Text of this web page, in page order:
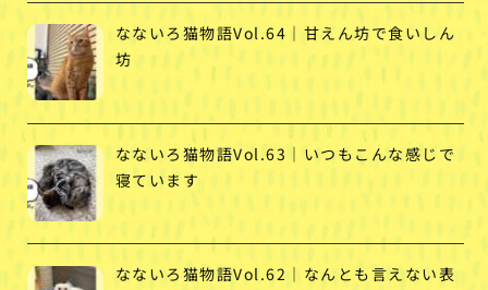
なないろ猫物語Vol.64｜甘えん坊で食いしん
坊
なないろ猫物語Vol.63｜いつもこんな感じで
寝ています
なないろ猫物語Vol.62｜なんとも言えない表